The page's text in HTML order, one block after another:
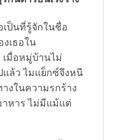
เป็นที่รู้จักในชื่อ
เธอใน
เมื่อหมู่บ้านไม่
แล้ว ไมแย็กซ์จึงหนี
งในความรกร้าง
าหาร ไม่มีแม้แต่